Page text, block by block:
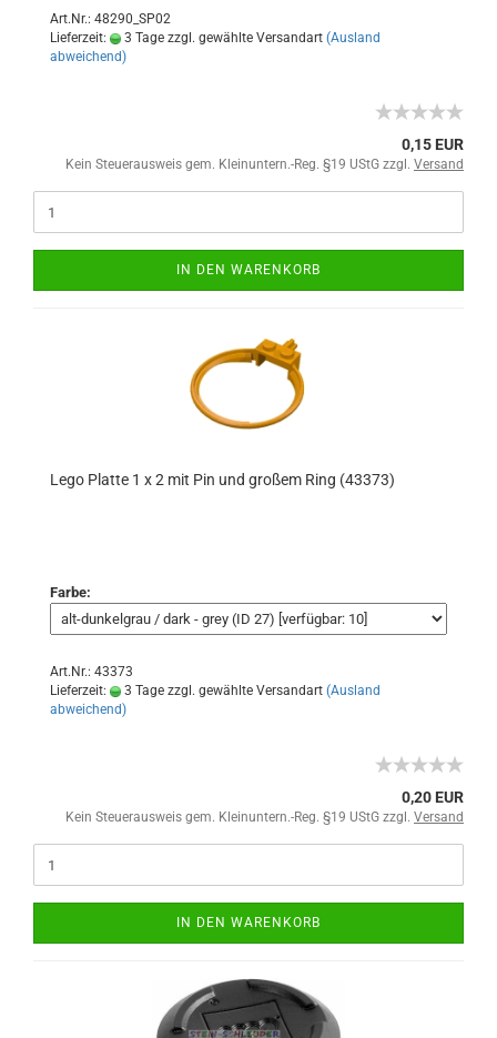
Art.Nr.: 48290_SP02
Lieferzeit:
3 Tage zzgl. gewählte Versandart (Ausland
abweichend)
0,15 EUR
Kein Steuerausweis gem. Kleinuntern.-Reg. §19 UStG zzgl. Versand
IN DEN WARENKORB
Lego Platte 1 x 2 mit Pin und großem Ring (43373)
Farbe:
Art.Nr.: 43373
Lieferzeit:
3 Tage zzgl. gewählte Versandart (Ausland
abweichend)
0,20 EUR
Kein Steuerausweis gem. Kleinuntern.-Reg. §19 UStG zzgl. Versand
IN DEN WARENKORB